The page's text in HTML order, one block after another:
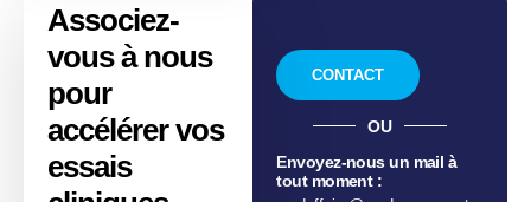
Associez-
vous à nous
pour
accélérer vos
essais
CONTACT
OU
Envoyez-nous un mail à
tout moment :